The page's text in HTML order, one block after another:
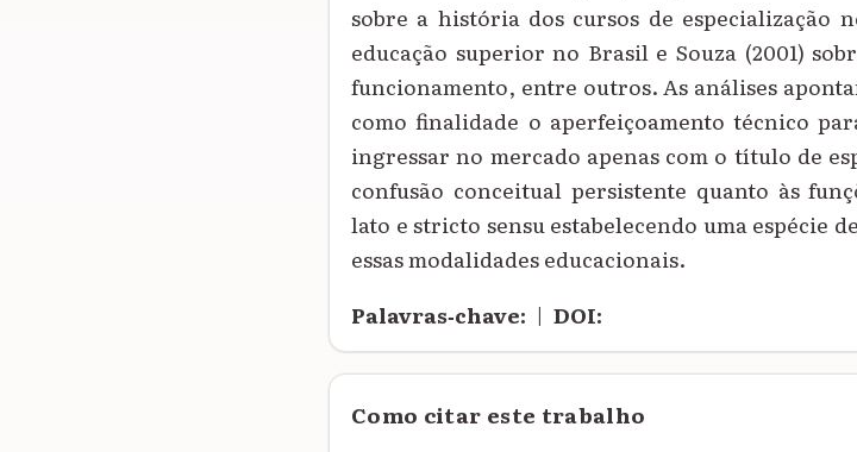
sobre a história dos cursos de especialização
educação superior no Brasil e Souza (2001)
funcionamento, entre outros. As análises
como finalidade o aperfeiçoamento técnico
ingressar no mercado apenas com o título de
confusão conceitual persistente quanto às
lato e stricto sensu estabelecendo uma espécie
essas modalidades educacionais.
Palavras‑chave: | DOI:
Como citar este trabalho